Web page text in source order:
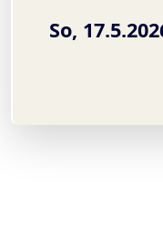
So,